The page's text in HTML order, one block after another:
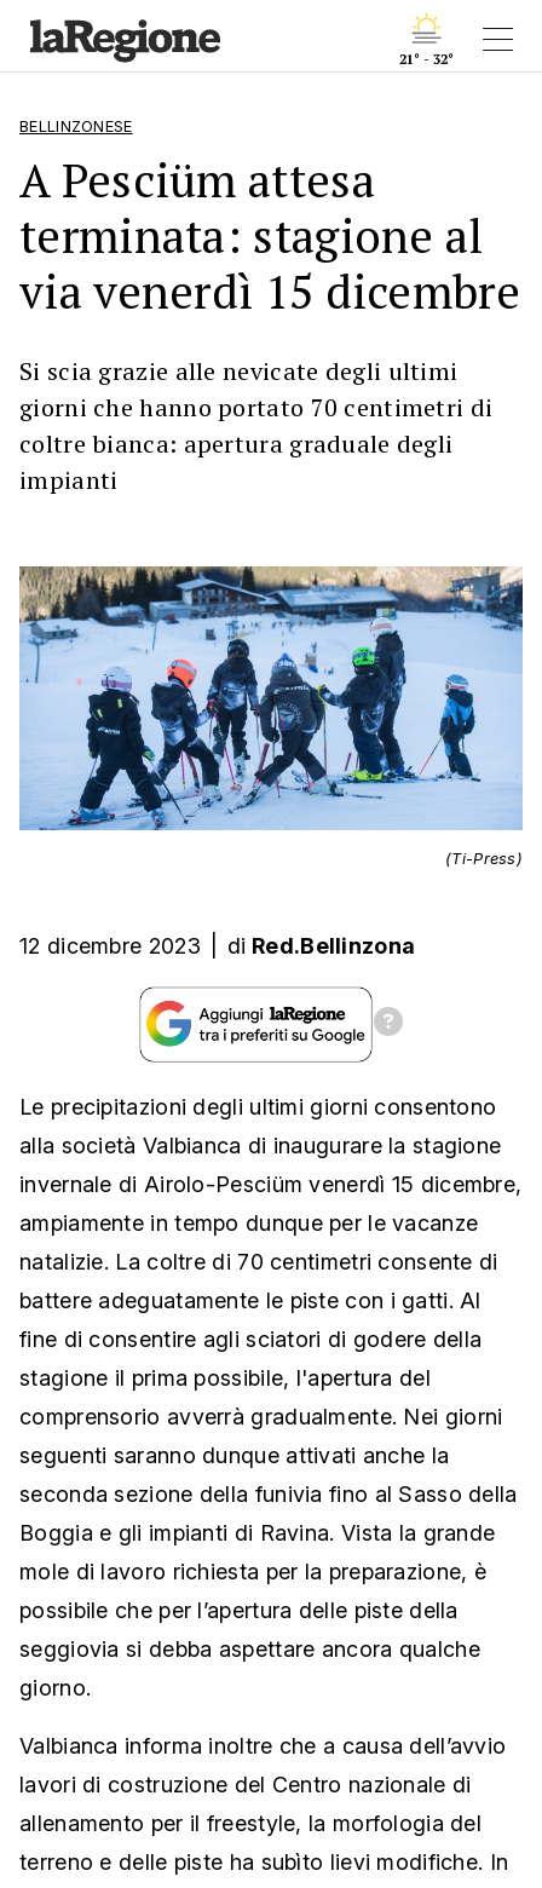
21° - 32°
BELLINZONESE
A Pesciüm attesa
terminata: stagione al
via venerdì 15 dicembre
Si scia grazie alle nevicate degli ultimi
giorni che hanno portato 70 centimetri di
coltre bianca: apertura graduale degli
impianti
(Ti-Press)
12 dicembre 2023 di Red.Bellinzona
Le precipitazioni degli ultimi giorni consentono
alla società Valbianca di inaugurare la stagione
invernale di Airolo-Pesciüm venerdì 15 dicembre,
ampiamente in tempo dunque per le vacanze
natalizie. La coltre di 70 centimetri consente di
battere adeguatamente le piste con i gatti. Al
fine di consentire agli sciatori di godere della
stagione il prima possibile, l'apertura del
comprensorio avverrà gradualmente. Nei giorni
seguenti saranno dunque attivati anche la
seconda sezione della funivia fino al Sasso della
Boggia e gli impianti di Ravina. Vista la grande
mole di lavoro richiesta per la preparazione, è
possibile che per l’apertura delle piste della
seggiovia si debba aspettare ancora qualche
giorno.
Valbianca informa inoltre che a causa dell’avvio
lavori di costruzione del Centro nazionale di
allenamento per il freestyle, la morfologia del
terreno e delle piste ha subìto lievi modifiche. In